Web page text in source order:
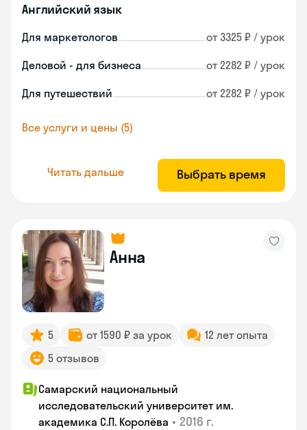
Английский язык
Для маркетологов от 3325 ₽ / урок
Деловой - для бизнеса от 2282 ₽ / урок
Для путешествий от 2282 ₽ / урок
Все услуги и цены (5)
Читать дальше Выбрать время
Анна
5 от 1590 ₽ за урок
12 лет опыта
5 отзывов
Самарский национальный
исследовательский университет им.
академика С.П. Королёва • 2016 г.